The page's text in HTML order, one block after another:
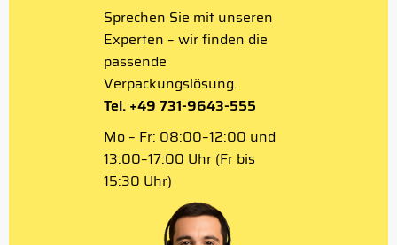
Sprechen Sie mit unseren
Experten – wir finden die
passende
Verpackungslösung.
Tel. +49 731-9643-555
Mo – Fr: 08:00–12:00 und
13:00–17:00 Uhr (Fr bis
15:30 Uhr)